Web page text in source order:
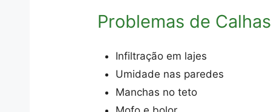
Problemas de
Infiltração em lajes
Umidade nas paredes
Manchas no teto